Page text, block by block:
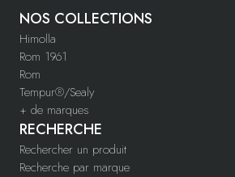
NOS COLLECTIONS
Himolla
Rom 1961
Rom
Tempur®/Sealy
+ de marques
RECHERCHE
Rechercher un produit
Recherche par marque